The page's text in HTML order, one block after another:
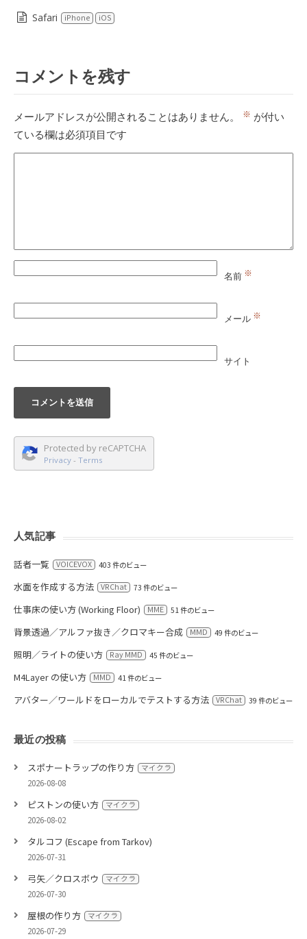
Safari iPhone iOS
コメントを残す
メールアドレスが公開されることはありません。 ※ が付い
ている欄は必須項目です
名前 ※
メール ※
サイト
Protected by reCAPTCHA
Privacy - Terms
人気記事
話者一覧 VOICEVOX 403 件のビュー
水面を作成する方法 VRChat 73 件のビュー
仕事床の使い方 (Working Floor) MME 51 件のビュー
背景透過／アルファ抜き／クロマキー合成 MMD 49 件のビュー
照明／ライトの使い方 Ray MMD 45 件のビュー
M4Layer の使い方 MMD 41 件のビュー
アバター／ワールドをローカルでテストする方法 VRChat 39 件のビュー
最近の投稿
スポナートラップの作り方 マイクラ
2026-08-08
ピストンの使い方 マイクラ
2026-08-02
タルコフ (Escape from Tarkov)
2026-07-31
弓矢／クロスボウ マイクラ
2026-07-30
屋根の作り方 マイクラ
2026-07-29